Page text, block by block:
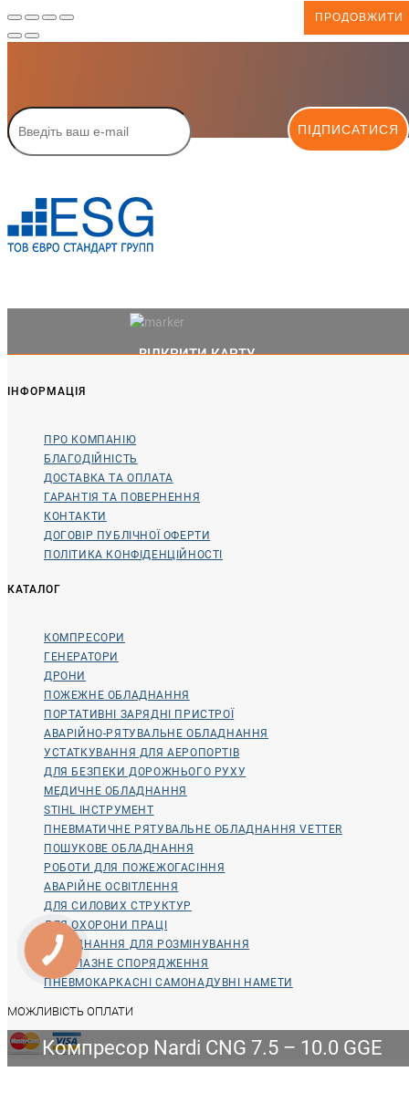
ПРОДОВЖИТИ
Компресор Nardi CNG 7.5 – 10.0 GGE
ПІДПИСАТИСЯ
ВІДКРИТИ КАРТУ
ІНФОРМАЦІЯ
ПРО КОМПАНІЮ
БЛАГОДІЙНІСТЬ
ДОСТАВКА ТА ОПЛАТА
ГАРАНТІЯ ТА ПОВЕРНЕННЯ
КОНТАКТИ
ДОГОВІР ПУБЛІЧНОЇ ОФЕРТИ
ПОЛІТИКА КОНФІДЕНЦІЙНОСТІ
КАТАЛОГ
КОМПРЕСОРИ
ГЕНЕРАТОРИ
ДРОНИ
ПОЖЕЖНЕ ОБЛАДНАННЯ
ПОРТАТИВНІ ЗАРЯДНІ ПРИСТРОЇ
АВАРІЙНО-РЯТУВАЛЬНЕ ОБЛАДНАННЯ
УСТАТКУВАННЯ ДЛЯ АЕРОПОРТІВ
ДЛЯ БЕЗПЕКИ ДОРОЖНЬОГО РУХУ
МЕДИЧНЕ ОБЛАДНАННЯ
STIHL ІНСТРУМЕНТ
ПНЕВМАТИЧНЕ РЯТУВАЛЬНЕ ОБЛАДНАННЯ VETTER
ПОШУКОВЕ ОБЛАДНАННЯ
РОБОТИ ДЛЯ ПОЖЕЖОГАСІННЯ
АВАРІЙНЕ ОСВІТЛЕННЯ
ДЛЯ СИЛОВИХ СТРУКТУР
ДЛЯ ОХОРОНИ ПРАЦІ
ОБЛАДНАННЯ ДЛЯ РОЗМІНУВАННЯ
ВОДОЛАЗНЕ СПОРЯДЖЕННЯ
ПНЕВМОКАРКАСНІ САМОНАДУВНІ НАМЕТИ
МОЖЛИВІСТЬ ОПЛАТИ